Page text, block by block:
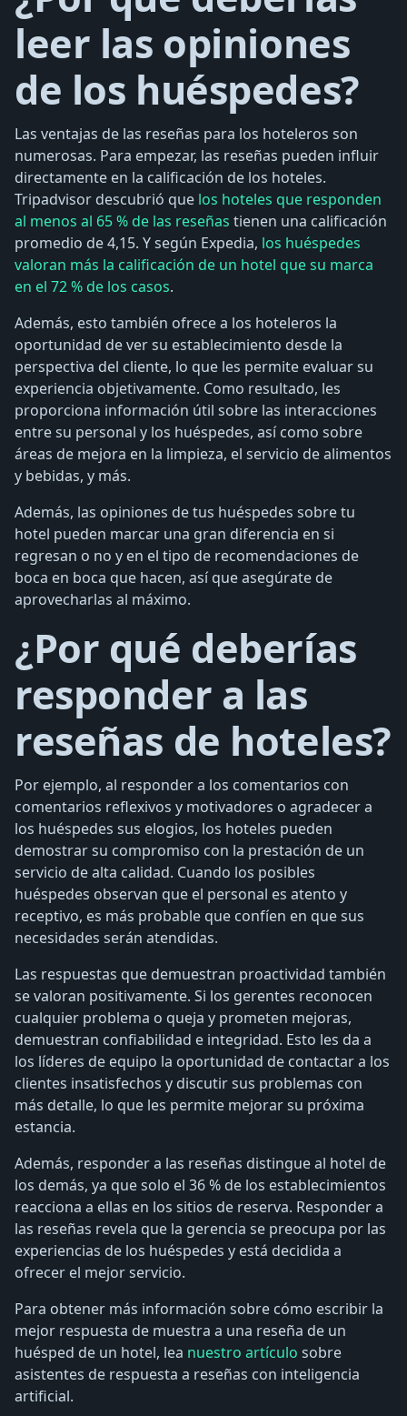
leer las opiniones
de los huéspedes?
Las ventajas de las reseñas para los hoteleros son
numerosas. Para empezar, las reseñas pueden influir
directamente en la calificación de los hoteles.
Tripadvisor descubrió que los hoteles que responden
al menos al 65 % de las reseñas tienen una calificación
promedio de 4,15. Y según Expedia, los huéspedes
valoran más la calificación de un hotel que su marca
en el 72 % de los casos.
Además, esto también ofrece a los hoteleros la
oportunidad de ver su establecimiento desde la
perspectiva del cliente, lo que les permite evaluar su
experiencia objetivamente. Como resultado, les
proporciona información útil sobre las interacciones
entre su personal y los huéspedes, así como sobre
áreas de mejora en la limpieza, el servicio de alimentos
y bebidas, y más.
Además, las opiniones de tus huéspedes sobre tu
hotel pueden marcar una gran diferencia en si
regresan o no y en el tipo de recomendaciones de
boca en boca que hacen, así que asegúrate de
aprovecharlas al máximo.
¿Por qué deberías
responder a las
reseñas de hoteles?
Por ejemplo, al responder a los comentarios con
comentarios reflexivos y motivadores o agradecer a
los huéspedes sus elogios, los hoteles pueden
demostrar su compromiso con la prestación de un
servicio de alta calidad. Cuando los posibles
huéspedes observan que el personal es atento y
receptivo, es más probable que confíen en que sus
necesidades serán atendidas.
Las respuestas que demuestran proactividad también
se valoran positivamente. Si los gerentes reconocen
cualquier problema o queja y prometen mejoras,
demuestran confiabilidad e integridad. Esto les da a
los líderes de equipo la oportunidad de contactar a los
clientes insatisfechos y discutir sus problemas con
más detalle, lo que les permite mejorar su próxima
estancia.
Además, responder a las reseñas distingue al hotel de
los demás, ya que solo el 36 % de los establecimientos
reacciona a ellas en los sitios de reserva. Responder a
las reseñas revela que la gerencia se preocupa por las
experiencias de los huéspedes y está decidida a
ofrecer el mejor servicio.
Para obtener más información sobre cómo escribir la
mejor respuesta de muestra a una reseña de un
huésped de un hotel, lea nuestro artículo sobre
asistentes de respuesta a reseñas con inteligencia
artificial.